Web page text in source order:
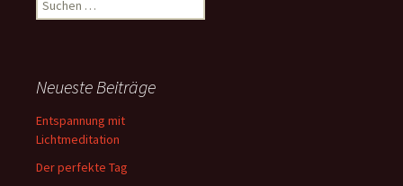
nach:
Neueste Beiträge
Entspannung mit
Lichtmeditation
Der perfekte Tag